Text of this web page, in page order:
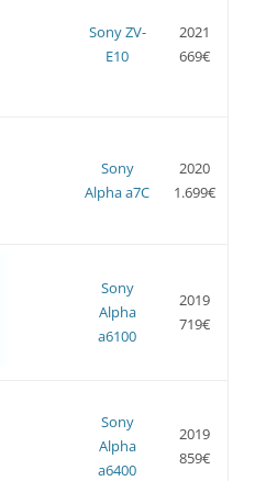
Sony ZV-
E10
2021
669€
Sony
Alpha a7C
2020
1.699€
Sony
Alpha
a6100
2019
719€
Sony
Alpha
a6400
2019
859€